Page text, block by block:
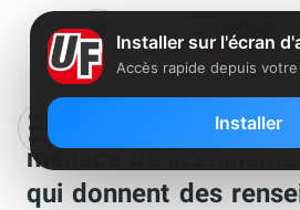
Etude : gros bad
menace de
qui donnent des
Installer sur l'écran
Accès rapide depuis
Installer